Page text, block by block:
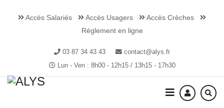
Accès Salariés Accès Usagers
Accès Crèches
Réglement en ligne
03 87 34 43 43
contact@alys.fr
Lun - Ven : 8h00 - 12h15 / 13h15 - 17h30